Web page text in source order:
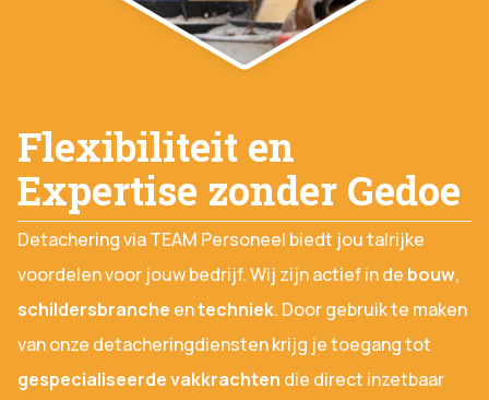
Flexibiliteit en
Expertise zonder Gedoe
Detachering via TEAM Personeel biedt jou talrijke
voordelen voor jouw bedrijf. Wij zijn actief in de bouw,
schildersbranche entechniek. Door gebruik te maken
van onze detacheringdiensten krijg je toegang tot
gespecialiseerde vakkrachten die direct inzetbaar